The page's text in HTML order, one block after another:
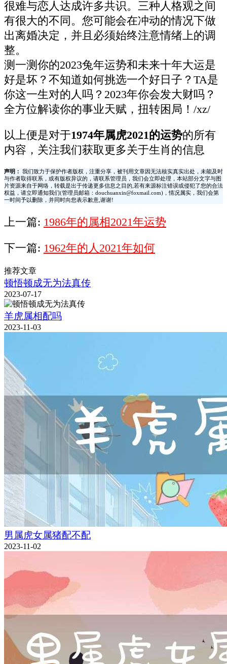
很难与恋人达成许多共识。三种人格观之间
有很大的不同。您可能会在冲动的情况下做
出离婚决定，并且必须始终注意情绪上的调
整。
测一测你的2023兔年运势和未来十年大运是
好是坏？不知道如何挑选一个好日子？TA是
你这一生对的人吗？2023年你会发大财吗？
全方位解读你的事业天赋，扭转困局！/xz/
以上便是对于1974年属虎2021的运势的所有
内容，关注我们获取更多关于生肖的信息
声明：
我们致力于保护作者版权，注重分享，被刊用文章因无法核实真实出处，未能及时
与作者取得联系，或有版权异议的，请联系管理员，我们会立即处理，本站部分文字与图
片资源来自于网络，转载是出于传递更多信息之目的,若有来源标注错误或侵犯了您的合法
权益，请立即通知我们(管理员邮箱：douchuanxin@foxmail.com)，情况属实，我们会第
一时间予以删除，并同时向您表示歉意,谢谢!
上一篇: 1986年的属相2021年运势
下一篇: 1962年的人2021年如何
推荐文章
顿悟顿成无为法真传
2023-07-17
羊虎属相配吗
2023-11-03
男属虎女属猪配不配
2023-11-02